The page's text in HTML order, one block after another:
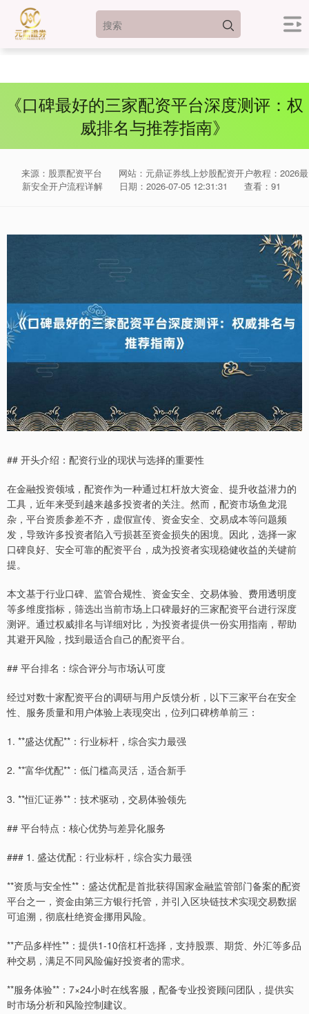
《口碑最好的三家配资平台深度测评：权
威排名与推荐指南》
来源：股票配资平台
网站：元鼎证券线上炒股配资开户教程：2026最
新安全开户流程详解
日期：2026-07-05 12:31:31 查看：91
## 开头介绍：配资行业的现状与选择的重要性
在金融投资领域，配资作为一种通过杠杆放大资金、提升收益潜力的
工具，近年来受到越来越多投资者的关注。然而，配资市场鱼龙混
杂，平台资质参差不齐，虚假宣传、资金安全、交易成本等问题频
发，导致许多投资者陷入亏损甚至资金损失的困境。因此，选择一家
口碑良好、安全可靠的配资平台，成为投资者实现稳健收益的关键前
提。
本文基于行业口碑、监管合规性、资金安全、交易体验、费用透明度
等多维度指标，筛选出当前市场上口碑最好的三家配资平台进行深度
测评。通过权威排名与详细对比，为投资者提供一份实用指南，帮助
其避开风险，找到最适合自己的配资平台。
## 平台排名：综合评分与市场认可度
经过对数十家配资平台的调研与用户反馈分析，以下三家平台在安全
性、服务质量和用户体验上表现突出，位列口碑榜单前三：
1. **盛达优配**：行业标杆，综合实力最强
2. **富华优配**：低门槛高灵活，适合新手
3. **恒汇证券**：技术驱动，交易体验领先
## 平台特点：核心优势与差异化服务
### 1. 盛达优配：行业标杆，综合实力最强
**资质与安全性**：盛达优配是首批获得国家金融监管部门备案的配资
平台之一，资金由第三方银行托管，并引入区块链技术实现交易数据
可追溯，彻底杜绝资金挪用风险。
**产品多样性**：提供1-10倍杠杆选择，支持股票、期货、外汇等多品
种交易，满足不同风险偏好投资者的需求。
**服务体验**：7×24小时在线客服，配备专业投资顾问团队，提供实
时市场分析和风险控制建议。